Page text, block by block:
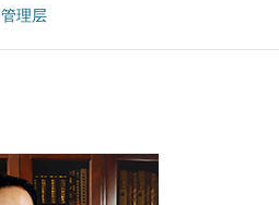
管理层